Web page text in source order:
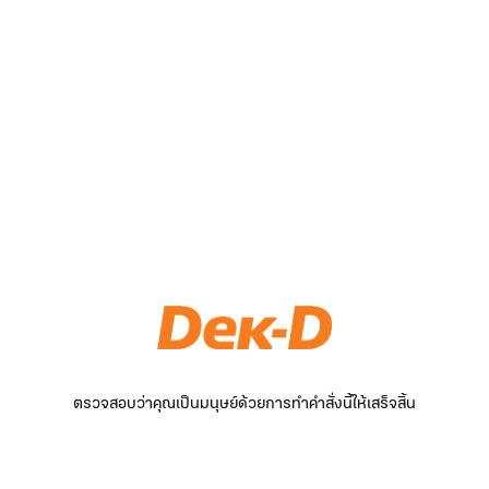
ตรวจสอบว่าคุณเป็นมนุษย์ด้วยการทำคำสั่งนี้ให้เสร็จสิ้น